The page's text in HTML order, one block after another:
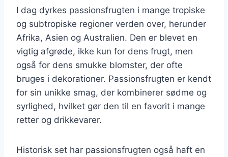
I dag dyrkes passionsfrugten i mange tropiske
og subtropiske regioner verden over, herunder
Afrika, Asien og Australien. Den er blevet en
vigtig afgrøde, ikke kun for dens frugt, men
også for dens smukke blomster, der ofte
bruges i dekorationer. Passionsfrugten er kendt
for sin unikke smag, der kombinerer sødme og
syrlighed, hvilket gør den til en favorit i mange
retter og drikkevarer.
Historisk set har passionsfrugten også haft en